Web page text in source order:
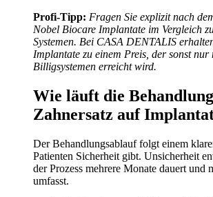
Profi-Tipp: Fragen Sie explizit nach
Nobel Biocare Implantate im Vergleich
Systemen. Bei CASA DENTALIS
Implantate zu einem Preis, der sonst nur
Billigsystemen erreicht wird.
Wie läuft die
Zahnersatz auf
Der Behandlungsablauf folgt einem
Patienten Sicherheit gibt. Unsicherheit
der Prozess mehrere Monate dauert und
umfasst.